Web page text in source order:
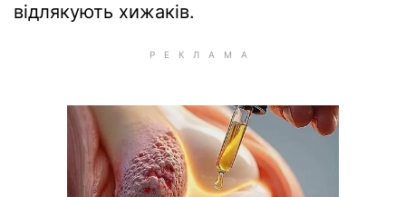
відлякують хижаків.